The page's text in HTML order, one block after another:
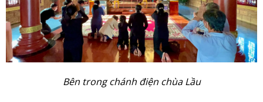
Bên trong chánh điện chùa Lầu